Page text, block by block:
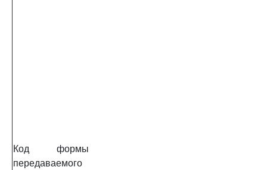
Код формы
передаваемого